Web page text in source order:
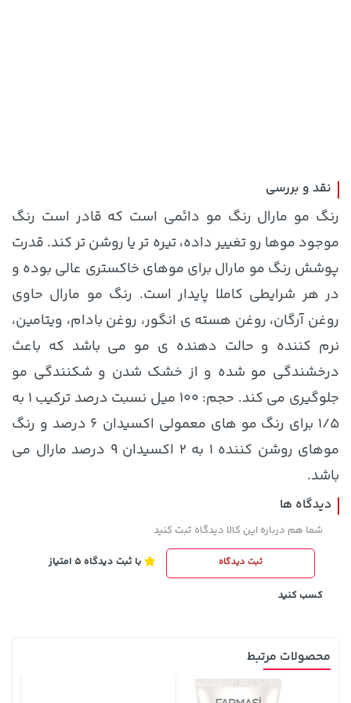
2,679,000 تومان
3,820,000
1,849,000 تومان
2,179,000
1,579,000 تومان
2,275,000
خرید 67,080,000 تومان
نقد و بررسی
رنگ مو مارال رنگ مو دائمی است که قادر است رنگ
موجود موها رو تغییر داده، تیره تر یا روشن تر کند. قدرت
پوشش رنگ مو مارال برای موهای خاکستری عالی بوده و
در هر شرایطی کاملا پایدار است. رنگ مو مارال حاوی
روغن آرگان، روغن هسته ی انگور، روغن بادام، ویتامین،
نرم کننده و حالت دهنده ی مو می باشد که باعث
درخشندگی مو شده و از خشک شدن و شکنندگی مو
جلوگیری می کند. حجم: ۱۰۰ میل نسبت درصد ترکیب ۱ به
۱/۵ برای رنگ مو های معمولی اکسیدان ۶ درصد و رنگ
موهای روشن کننده ۱ به ۲ اکسیدان ۹ درصد مارال می
باشد.
دیدگاه ها
شما هم درباره این کالا دیدگاه ثبت کنید
ثبت دیدگاه با ثبت دیدگاه 5 امتیاز
کسب کنید
محصولات مرتبط